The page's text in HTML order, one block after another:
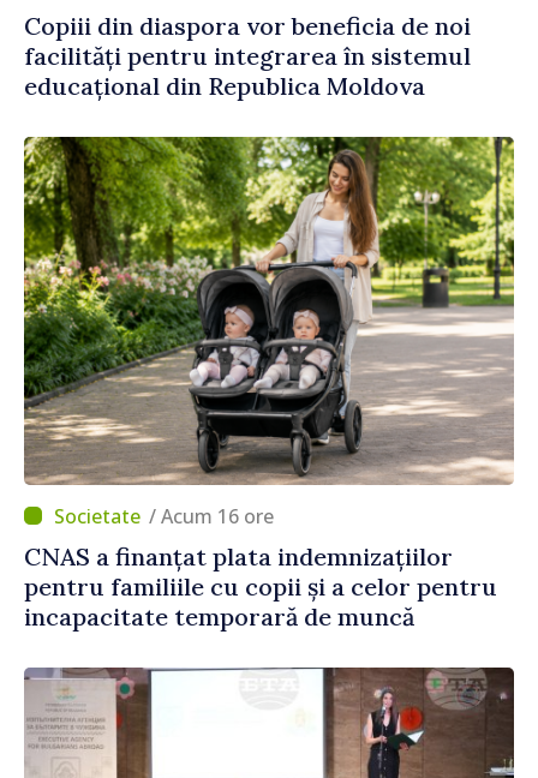
Copiii din diaspora vor beneficia de noi
facilități pentru integrarea în sistemul
educațional din Republica Moldova
/ Acum 16 ore
CNAS a finanțat plata indemnizațiilor
pentru familiile cu copii și a celor pentru
incapacitate temporară de muncă